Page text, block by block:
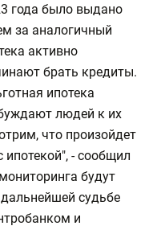
года было выдано
за аналогичный
активно
брать кредиты.
ипотека
людей к их
что произойдет
- сообщил
будут
судьбе
и